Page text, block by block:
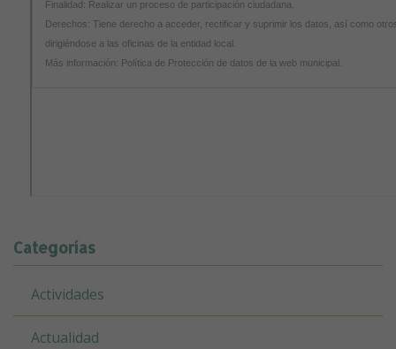
Categorías
Actividades
Actualidad